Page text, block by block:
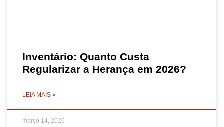
Inventário: Quanto Custa
Regularizar a Herança em 2026?
LEIA MAIS »
março 14, 2026